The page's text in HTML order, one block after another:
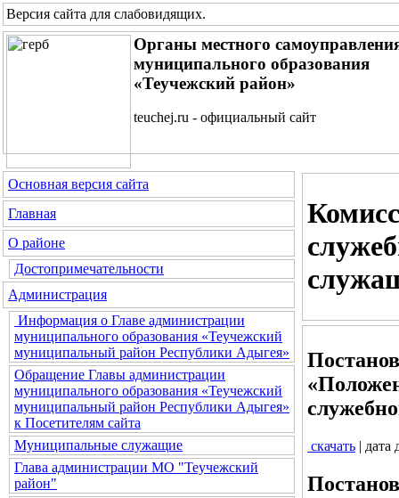
Версия сайта для слабовидящих.
Органы местного
муниципального образования
«Теучежский район»
teuchej.ru - официальный сайт
Основная версия сайта
Главная
О районе
Достопримечательности
Администрация
Информация о Главе администрации
муниципального образования «Теучежский
муниципальный район Республики Адыгея»
Обращение Главы администрации
муниципального образования «Теучежский
муниципальный район Республики Адыгея»
к Посетителям сайта
Муниципальные служащие
Глава администрации МО "Теучежский
район"
скачать | дата